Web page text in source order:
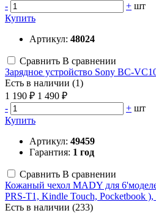
-
+ шт
Купить
Артикул: 48024
Сравнить В сравнении
Зарядное устройство Sony BC-
Есть в наличии (1)
1 190 ₽ 1 490 ₽
-
+ шт
Купить
Артикул: 49459
Гарантия: 1 год
Сравнить В сравнении
Кожаный чехол MADY для
PRS-T1, Kindle Touch, Pocketbook
Есть в наличии (233)